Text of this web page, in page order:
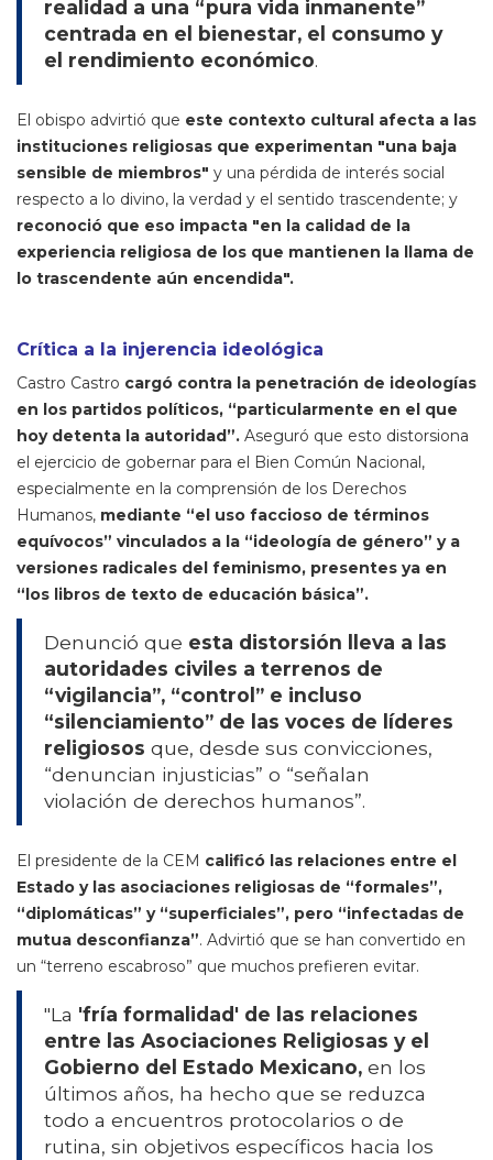
realidad a una “pura vida inmanente”
centrada en el bienestar, el consumo y
el rendimiento económico.
El obispo advirtió que este contexto cultural afecta a las
instituciones religiosas que experimentan "una baja
sensible de miembros" y una pérdida de interés social
respecto a lo divino, la verdad y el sentido trascendente; y
reconoció que eso impacta "en la calidad de la
experiencia religiosa de los que mantienen la llama de
lo trascendente aún encendida".
Crítica a la injerencia ideológica
Castro Castro cargó contra la penetración de ideologías
en los partidos políticos, “particularmente en el que
hoy detenta la autoridad”. Aseguró que esto distorsiona
el ejercicio de gobernar para el Bien Común Nacional,
especialmente en la comprensión de los Derechos
Humanos, mediante “el uso faccioso de términos
equívocos” vinculados a la “ideología de género” y a
versiones radicales del feminismo, presentes ya en
“los libros de texto de educación básica”.
Denunció que esta distorsión lleva a las
autoridades civiles a terrenos de
“vigilancia”, “control” e incluso
“silenciamiento” de las voces de líderes
religiosos que, desde sus convicciones,
“denuncian injusticias” o “señalan
violación de derechos humanos”.
El presidente de la CEM calificó las relaciones entre el
Estado y las asociaciones religiosas de “formales”,
“diplomáticas” y “superficiales”, pero “infectadas de
mutua desconfianza”. Advirtió que se han convertido en
un “terreno escabroso” que muchos prefieren evitar.
"La 'fría formalidad' de las relaciones
entre las Asociaciones Religiosas y el
Gobierno del Estado Mexicano, en los
últimos años, ha hecho que se reduzca
todo a encuentros protocolarios o de
rutina, sin objetivos específicos hacia los